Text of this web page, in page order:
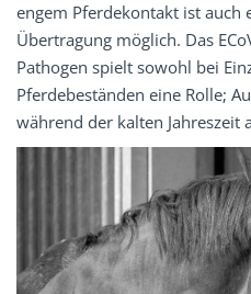
engem Pferdekontakt ist auch
Übertragung möglich. Das
Pathogen spielt sowohl bei
Pferdebeständen eine Rolle;
während der kalten Jahreszeit